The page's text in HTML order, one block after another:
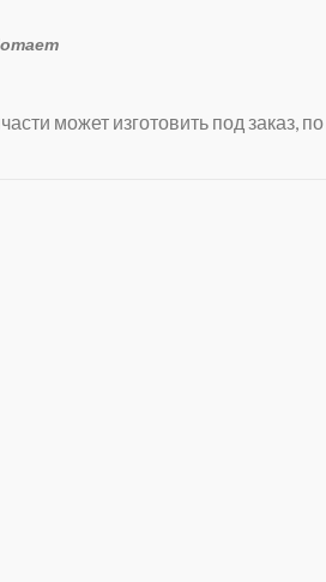
может изготовить под заказ,